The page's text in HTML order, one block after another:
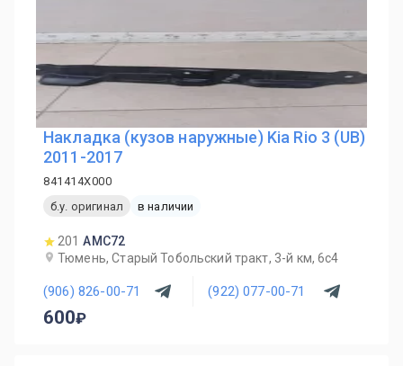
Накладка (кузов наружные) Kia Rio 3 (UB)
2011-2017
841414X000
б.у. оригинал
в наличии
201 AMC72
Тюмень, Старый Тобольский тракт, 3-й км, 6с4
(906) 826-00-71 (922) 077-00-71
600